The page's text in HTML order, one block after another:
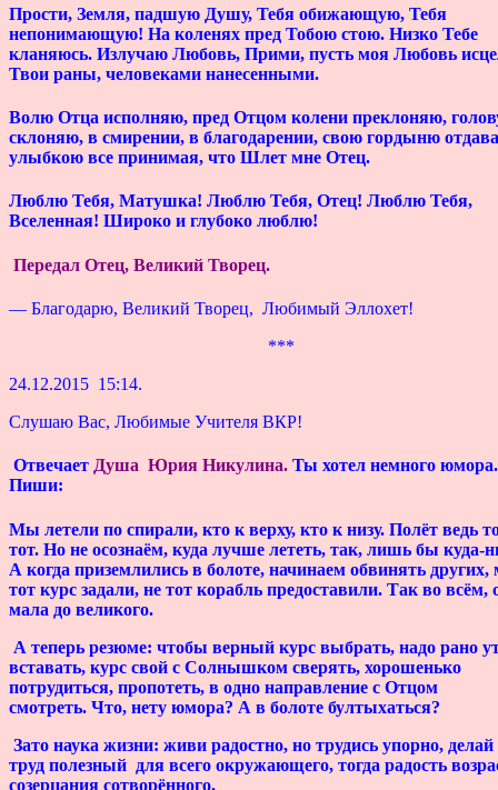
Прости, Земля, падшую Душу, Тебя обижающую, Тебя
непонимающую! На коленях пред Тобою стою. Низко Тебе
кланяюсь. Излучаю Любовь, Прими, пусть моя Любовь
Твои раны, человеками нанесенными.
Волю Отца исполняю, пред Отцом колени преклоняю,
склоняю, в смирении, в благодарении, свою гордыню
улыбкою все принимая, что Шлет мне Отец.
Люблю Тебя, Матушка! Люблю Тебя, Отец! Люблю Тебя,
Вселенная! Широко и глубоко люблю!
Передал Отец, Великий Творец.
— Благодарю, Великий Творец, Любимый Эллохет!
***
24.12.2015 15:14.
Слушаю Вас, Любимые Учителя ВКР!
Отвечает Душа Юрия Никулина. Ты хотел немного юмора.
Пиши:
Мы летели по спирали, кто к верху, кто к низу. Полёт ведь
тот. Но не осознаём, куда лучше лететь, так, лишь бы куда-
А когда приземлились в болоте, начинаем обвинять других,
тот курс задали, не тот корабль предоставили. Так во всём,
мала до великого.
А теперь резюме: чтобы верный курс выбрать, надо рано
вставать, курс свой с Солнышком сверять, хорошенько
потрудиться, пропотеть, в одно направление с Отцом
смотреть. Что, нету юмора? А в болоте бултыхаться?
Зато наука жизни: живи радостно, но трудись упорно, делай
труд полезный для всего окружающего, тогда радость
созерцания сотворённого.